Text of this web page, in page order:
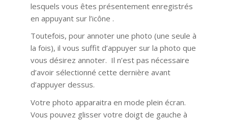
lesquels vous êtes présentement enregistrés
en appuyant sur l’icône .
Toutefois, pour annoter une photo (une seule à
la fois), il vous suffit d’appuyer sur la photo que
vous désirez annoter. Il n’est pas nécessaire
d’avoir sélectionné cette dernière avant
d’appuyer dessus.
Votre photo apparaitra en mode plein écran.
Vous pouvez glisser votre doigt de gauche à